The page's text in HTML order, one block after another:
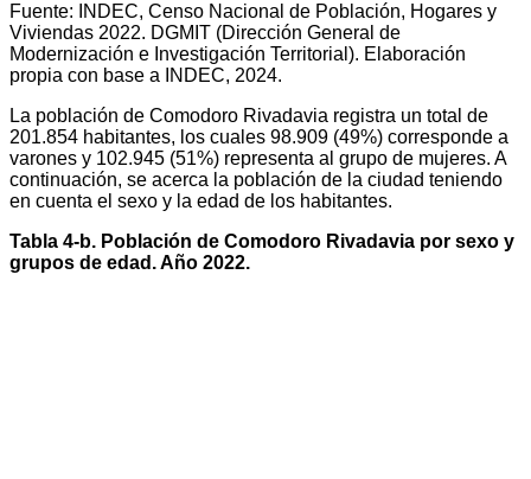
Fuente: INDEC, Censo Nacional de Población, Hogares y
Viviendas 2022. DGMIT (Dirección General de
Modernización e Investigación Territorial). Elaboración
propia con base a INDEC, 2024.
La población de Comodoro Rivadavia registra un total de
201.854 habitantes, los cuales 98.909 (49%) corresponde a
varones y 102.945 (51%) representa al grupo de mujeres. A
continuación, se acerca la población de la ciudad teniendo
en cuenta el sexo y la edad de los habitantes.
Tabla 4-b. Población de Comodoro Rivadavia por sexo y
grupos de edad. Año 2022.